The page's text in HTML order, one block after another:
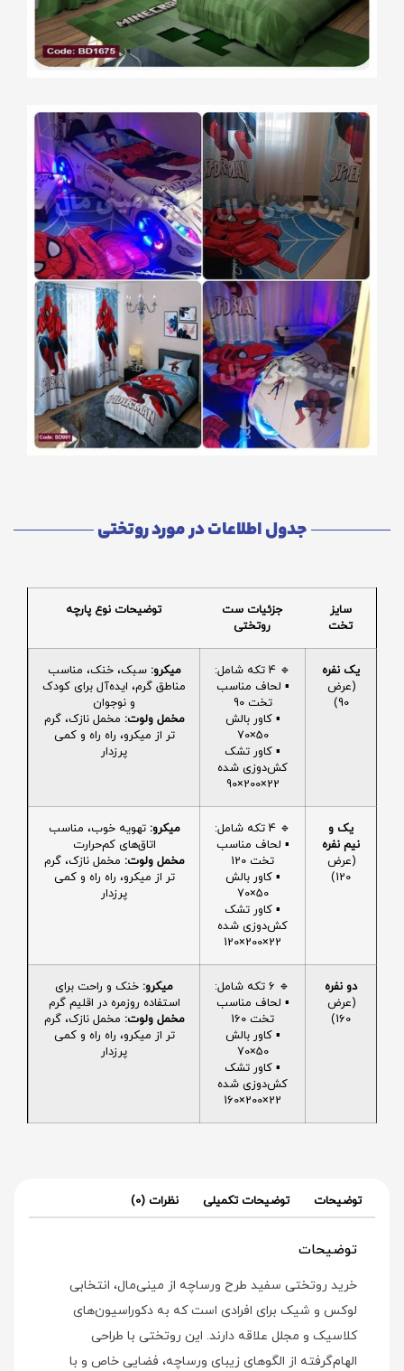
جدول اطلاعات در مورد روتختی
سایز
تخت
جزئیات ست
روتختی
توضیحات نوع پارچه
یک نفره
(عرض
90)
🔹 4 تکه شامل:
▪️ لحاف مناسب
تخت 90
▪️ کاور بالش
50×70
▪️ کاور تشک
کش‌دوزی شده
22×200×90
میکرو: سبک، خنک، مناسب
مناطق گرم، ایده‌آل برای کودک
و نوجوان
مخمل ولوت: مخمل نازک، گرم
تر از میکرو، راه راه و کمی
پرزدار
یک و
نیم نفره
(عرض
120)
🔹 4 تکه شامل:
▪️ لحاف مناسب
تخت 120
▪️ کاور بالش
50×70
▪️ کاور تشک
کش‌دوزی شده
22×200×120
میکرو: تهویه خوب، مناسب
اتاق‌های کم‌حرارت
مخمل ولوت: مخمل نازک، گرم
تر از میکرو، راه راه و کمی
پرزدار
دو نفره
(عرض
160)
🔹 6 تکه شامل:
▪️ لحاف مناسب
تخت 160
▪️ کاور بالش
50×70
▪️ کاور تشک
کش‌دوزی شده
22×200×160
میکرو: خنک و راحت برای
استفاده روزمره در اقلیم گرم
مخمل ولوت: مخمل نازک، گرم
تر از میکرو، راه راه و کمی
پرزدار
توضیحات توضیحات تکمیلی نظرات (0)
توضیحات
خرید روتختی سفید طرح ورساچه از مینی‌مال، انتخابی
لوکس و شیک برای افرادی است که به دکوراسیون‌های
کلاسیک و مجلل علاقه دارند. این روتختی با طراحی
الهام‌گرفته از الگوهای زیبای ورساچه، فضایی خاص و با